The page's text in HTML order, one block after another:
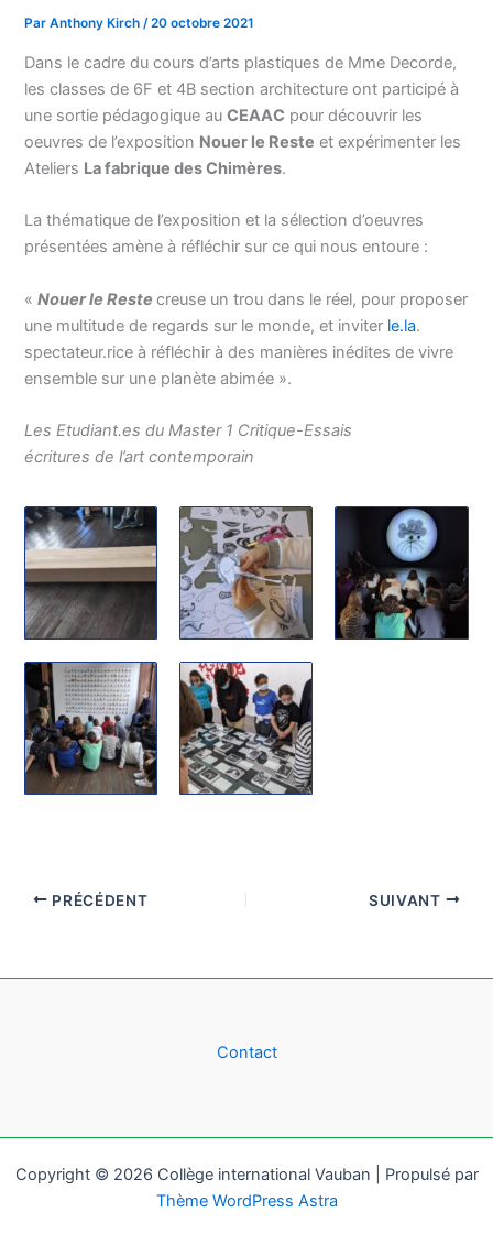
ParAnthony Kirch/20 octobre 2021
Dans le cadre du cours d’arts plastiquesde Mme Decorde,
les classes de 6F et 4B section architecture ont participé à
une sortie pédagogique auCEAAC pour découvrir les
oeuvresde l’exposition Nouer le Reste et expérimenter les
Ateliers La fabrique des Chimères.
La thématiquede l’exposition et la sélection d’oeuvres
présentées amène à réfléchir sur ce qui nous entoure :
«Nouer le Restecreuse un trou dans le réel, pour proposer
une multitudede regards sur le monde, et inviter le.la.
spectateur.rice à réfléchir à des manières inéditesde vivre
ensemble sur une planète abimée ».
Les Etudiant.es du Master 1 Critique-Essais
écrituresde l’art contemporain
PRÉCÉDENT SUIVANT
Contact
Copyright © 2026 Collège international Vauban | Propulsé par
Thème WordPress Astra